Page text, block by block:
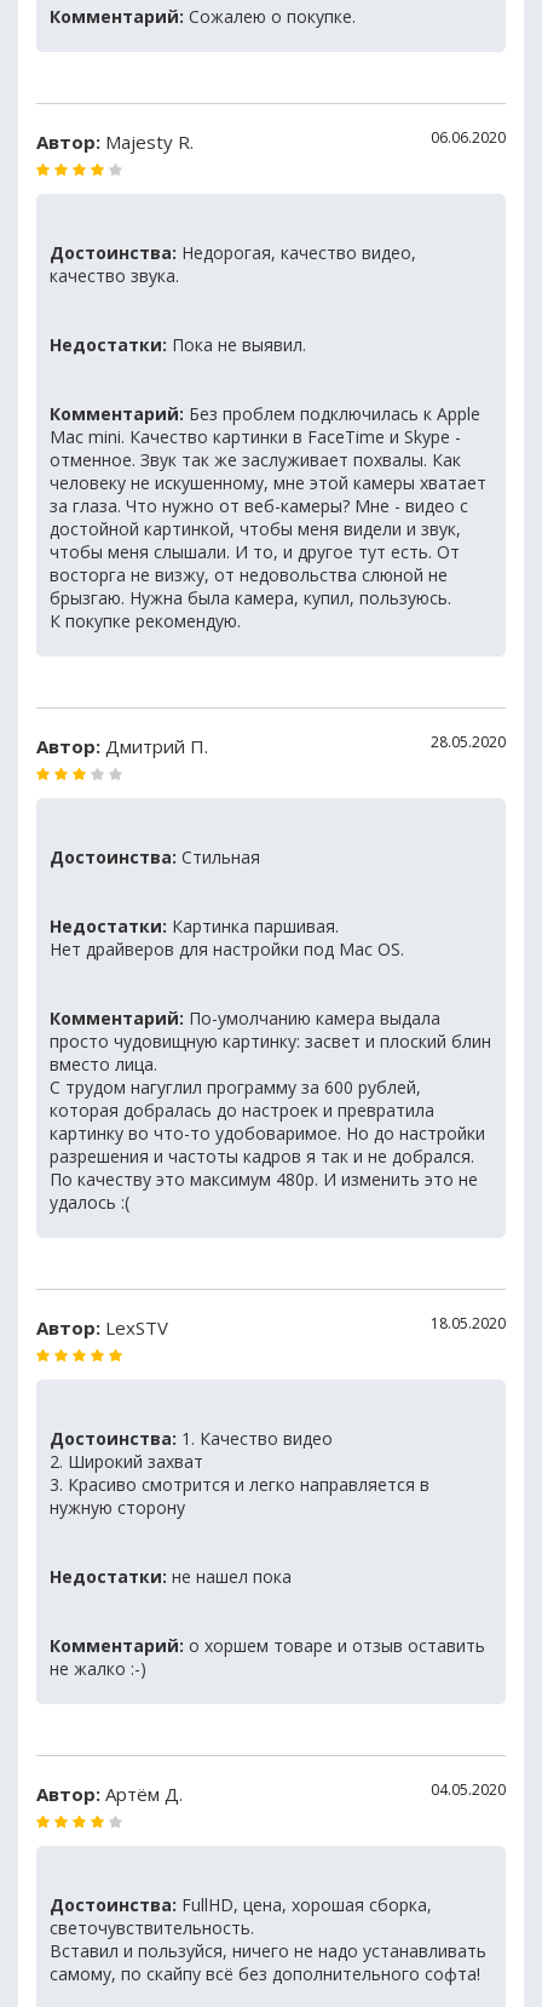
Комментарий: Сожалею о покупке.
Автор: Majesty R. 06.06.2020
Достоинства: Недорогая, качество видео,
качество звука.
Недостатки: Пока не выявил.
Комментарий: Без проблем подключилась к Apple
Mac mini. Качество картинки в FaceTime и Skype -
отменное. Звук так же заслуживает похвалы. Как
человеку не искушенному, мне этой камеры хватает
за глаза. Что нужно от веб-камеры? Мне - видео с
достойной картинкой, чтобы меня видели и звук,
чтобы меня слышали. И то, и другое тут есть. От
восторга не визжу, от недовольства слюной не
брызгаю. Нужна была камера, купил, пользуюсь.
К покупке рекомендую.
Автор: Дмитрий П. 28.05.2020
Достоинства: Стильная
Недостатки: Картинка паршивая.
Нет драйверов для настройки под Mac OS.
Комментарий: По-умолчанию камера выдала
просто чудовищную картинку: засвет и плоский блин
вместо лица.
С трудом нагуглил программу за 600 рублей,
которая добралась до настроек и превратила
картинку во что-то удобоваримое. Но до настройки
разрешения и частоты кадров я так и не добрался.
По качеству это максимум 480p. И изменить это не
удалось :(
Автор: LexSTV 18.05.2020
Достоинства: 1. Качество видео
2. Широкий захват
3. Красиво смотрится и легко направляется в
нужную сторону
Недостатки: не нашел пока
Комментарий: о хоршем товаре и отзыв оставить
не жалко :-)
Автор: Артём Д. 04.05.2020
Достоинства: FullHD, цена, хорошая сборка,
светочувствительность.
Вставил и пользуйся, ничего не надо устанавливать
самому, по скайпу всё без дополнительного софта!